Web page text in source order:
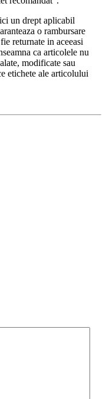
un drept aplicabil
o rambursare
returnate in aceeasi
ca articolele nu
modificate sau
etichete ale articolului